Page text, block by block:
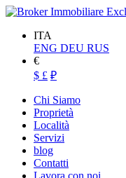
ITA
ENG DEU RUS
€
$ £ ₽
Chi Siamo
Proprietà
Località
Servizi
blog
Contatti
Lavora con noi